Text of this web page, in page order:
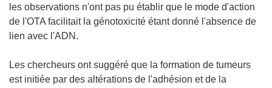
les observations n'ont pas pu établir que le mode d'action
de l'OTA facilitait la génotoxicité étant donné l'absence de
lien avec l'ADN.
Les chercheurs ont suggéré que la formation de tumeurs
est initiée par des altérations de l'adhésion et de la